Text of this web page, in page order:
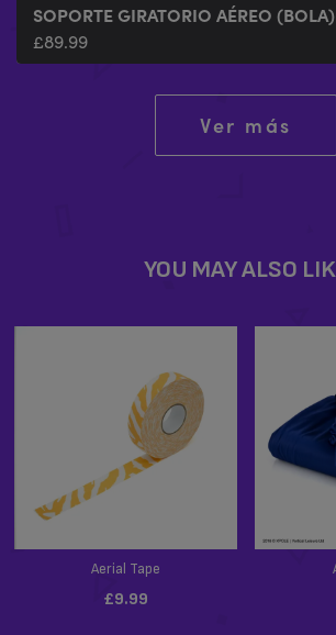
SOPORTE GIRATORIO AÉREO (BOLA)
£89.99
Ver más